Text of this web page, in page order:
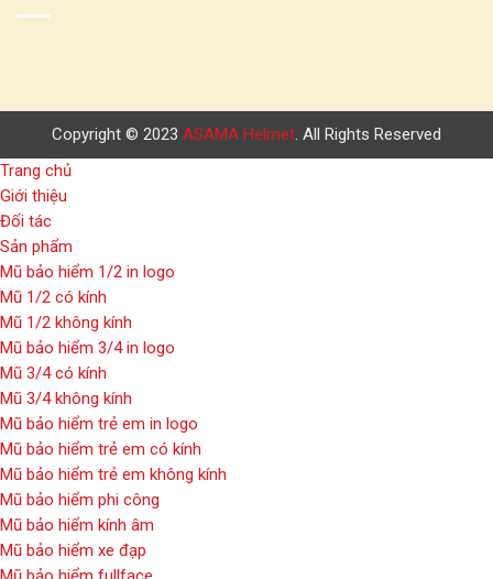
Copyright © 2023 ASAMA Helmet. All Rights Reserved
Trang chủ
Giới thiệu
Đối tác
Sản phẩm
Mũ bảo hiểm 1/2 in logo
Mũ 1/2 có kính
Mũ 1/2 không kính
Mũ bảo hiểm 3/4 in logo
Mũ 3/4 có kính
Mũ 3/4 không kính
Mũ bảo hiểm trẻ em in logo
Mũ bảo hiểm trẻ em có kính
Mũ bảo hiểm trẻ em không kính
Mũ bảo hiểm phi công
Mũ bảo hiểm kính âm
Mũ bảo hiểm xe đạp